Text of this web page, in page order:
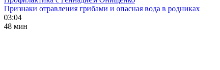
Признаки отравления грибами и опасная вода в родниках
03:04
48 мин